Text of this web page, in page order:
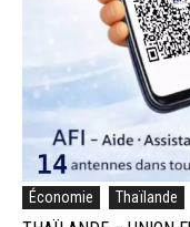
Économie Thaïlande